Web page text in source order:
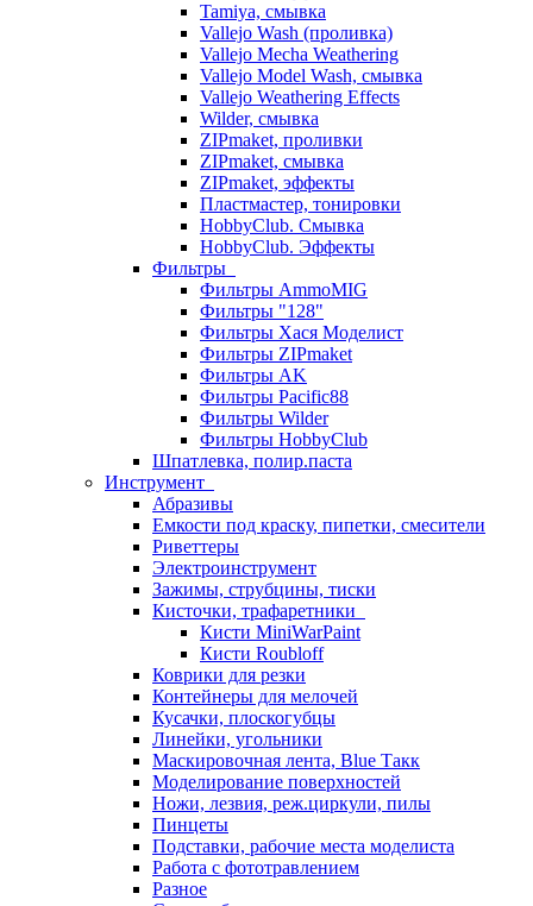
Tamiya, смывка
Vallejo Wash (проливка)
Vallejo Mecha Weathering
Vallejo Model Wash, смывка
Vallejo Weathering Effects
Wilder, смывка
ZIPmaket, проливки
ZIPmaket, смывка
ZIPmaket, эффекты
Пластмастер, тонировки
HobbyClub. Смывка
HobbyClub. Эффекты
Фильтры
Фильтры AmmoMIG
Фильтры "128"
Фильтры Хася Моделист
Фильтры ZIPmaket
Фильтры AK
Фильтры Pacific88
Фильтры Wilder
Фильтры HobbyClub
Шпатлевка, полир.паста
Инструмент
Абразивы
Емкости под краску, пипетки, смесители
Риветтеры
Электроинструмент
Зажимы, струбцины, тиски
Кисточки, трафаретники
Кисти MiniWarPaint
Кисти Roubloff
Коврики для резки
Контейнеры для мелочей
Кусачки, плоскогубцы
Линейки, угольники
Маскировочная лента, Blue Такк
Моделирование поверхностей
Ножи, лезвия, реж.циркули, пилы
Пинцеты
Подставки, рабочие места моделиста
Работа с фототравлением
Разное